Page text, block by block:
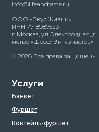
info@lifeandtaste.ru
ООО «Вкус Жизни»
ИНН 7718987523
г. Москва, ул. Электродная, д.
метро «Шоссе Энтузиастов»
© 2026 Все права защищены
Услуги
Банкет
Фуршет
Коктейль-фуршет